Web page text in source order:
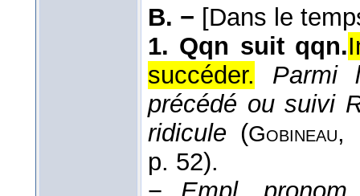
B. − [Dans le
1. Qqn suit qqn.
succéder.
Parmi
précédé ou suivi
ridicule (Gobineau,
p. 52).